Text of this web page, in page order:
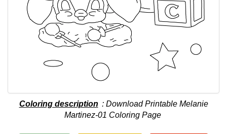
Coloring description : Download Printable Melanie
Martinez-01 Coloring Page